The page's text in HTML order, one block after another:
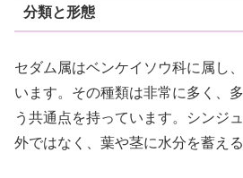
分類と形態
セダム属はベンケイソウ科に属し
います。その種類は非常に多く、
う共通点を持っています。シンジ
外ではなく、葉や茎に水分を蓄え